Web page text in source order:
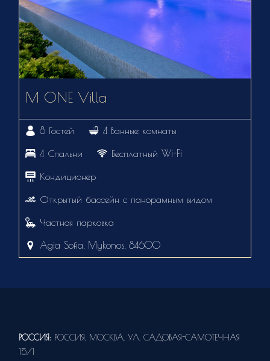
M ONE Villa
8 Гостей 4 Ванные комнаты
4 Спальни Бесплатный Wi-Fi
Кондиционер
Открытый бассейн с панорамным видом
Частная парковка
Agia Sofia, Mykonos, 84600
РОССИЯ: РОССИЯ, МОСКВА, УЛ. САДОВАЯ-САМОТЕЧНАЯ
15/1